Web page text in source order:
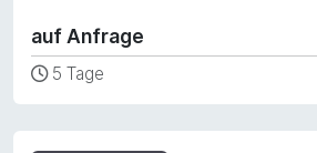
auf Anfrage
5 Tage